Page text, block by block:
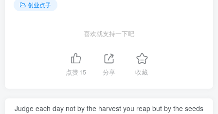
创业点子
喜欢就支持一下吧
点赞15 分享 收藏
Judge each day not by the harvest you reap but by the seeds